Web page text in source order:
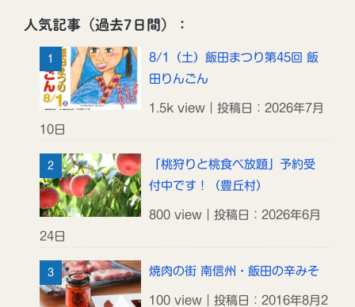
人気記事（過去7日間）：
8/1（土）飯田まつり第45回 飯
田りんごん
1.5k view｜投稿日：2026年7月
10日
「桃狩りと桃食べ放題」予約受
付中です！（豊丘村）
800 view｜投稿日：2026年6月
24日
焼肉の街 南信州・飯田の辛みそ
100 view｜投稿日：2016年8月2